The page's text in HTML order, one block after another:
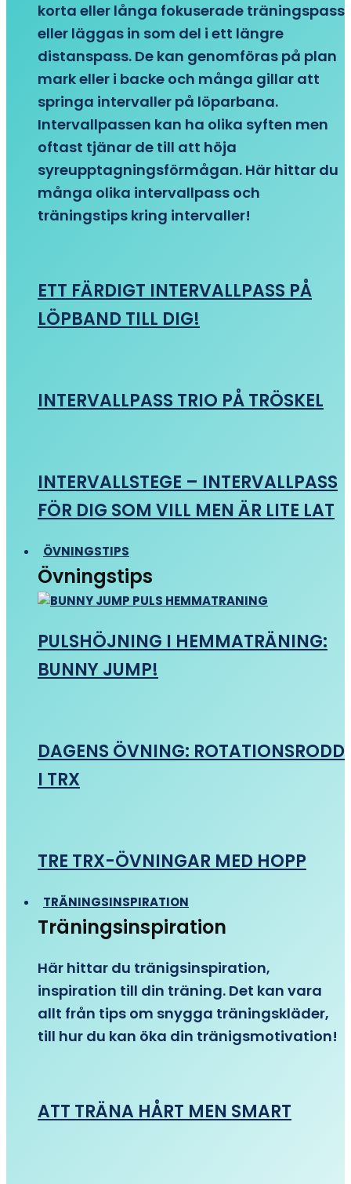
korta eller långa fokuserade träningspass
eller läggas in som del i ett längre
distanspass. De kan genomföras på plan
mark eller i backe och många gillar att
springa intervaller på löparbana.
Intervallpassen kan ha olika syften men
oftast tjänar de till att höja
syreupptagningsförmågan. Här hittar du
många olika intervallpass och
träningstips kring intervaller!
ETT FÄRDIGT INTERVALLPASS PÅ
LÖPBAND TILL DIG!
INTERVALLPASS TRIO PÅ TRÖSKEL
INTERVALLSTEGE – INTERVALLPASS
FÖR DIG SOM VILL MEN ÄR LITE LAT
ÖVNINGSTIPS
Övningstips
PULSHÖJNING I HEMMATRÄNING:
BUNNY JUMP!
DAGENS ÖVNING: ROTATIONSRODD
I TRX
TRE TRX-ÖVNINGAR MED HOPP
TRÄNINGSINSPIRATION
Träningsinspiration
Här hittar du tränigsinspiration,
inspiration till din träning. Det kan vara
allt från tips om snygga träningskläder,
till hur du kan öka din tränigsmotivation!
ATT TRÄNA HÅRT MEN SMART